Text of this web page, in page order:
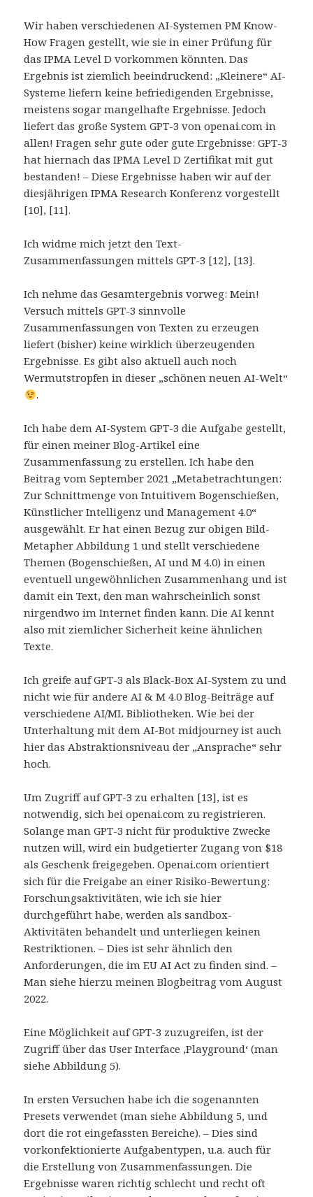
Wir haben verschiedenen AI-Systemen PM Know-
How Fragen gestellt, wie sie in einer Prüfung für
das IPMA Level D vorkommen könnten. Das
Ergebnis ist ziemlich beeindruckend: „Kleinere“ AI-
Systeme liefern keine befriedigenden Ergebnisse,
meistens sogar mangelhafte Ergebnisse. Jedoch
liefert das große System GPT-3 von openai.com in
allen! Fragen sehr gute oder gute Ergebnisse: GPT-3
hat hiernach das IPMA Level D Zertifikat mit gut
bestanden! – Diese Ergebnisse haben wir auf der
diesjährigen IPMA Research Konferenz vorgestellt
[10], [11].
Ich widme mich jetzt den Text-
Zusammenfassungen mittels GPT-3 [12], [13].
Ich nehme das Gesamtergebnis vorweg: Mein!
Versuch mittels GPT-3 sinnvolle
Zusammenfassungen von Texten zu erzeugen
liefert (bisher) keine wirklich überzeugenden
Ergebnisse. Es gibt also aktuell auch noch
Wermutstropfen in dieser „schönen neuen AI-Welt“
.
Ich habe dem AI-System GPT-3 die Aufgabe gestellt,
für einen meiner Blog-Artikel eine
Zusammenfassung zu erstellen. Ich habe den
Beitrag vom September 2021 „Metabetrachtungen:
Zur Schnittmenge von Intuitivem Bogenschießen,
Künstlicher Intelligenz und Management 4.0“
ausgewählt. Er hat einen Bezug zur obigen Bild-
Metapher Abbildung 1 und stellt verschiedene
Themen (Bogenschießen, AI und M 4.0) in einen
eventuell ungewöhnlichen Zusammenhang und ist
damit ein Text, den man wahrscheinlich sonst
nirgendwo im Internet finden kann. Die AI kennt
also mit ziemlicher Sicherheit keine ähnlichen
Texte.
Ich greife auf GPT-3 als Black-Box AI-System zu und
nicht wie für andere AI & M 4.0 Blog-Beiträge auf
verschiedene AI/ML Bibliotheken. Wie bei der
Unterhaltung mit dem AI-Bot midjourney ist auch
hier das Abstraktionsniveau der „Ansprache“ sehr
hoch.
Um Zugriff auf GPT-3 zu erhalten [13], ist es
notwendig, sich bei openai.com zu registrieren.
Solange man GPT-3 nicht für produktive Zwecke
nutzen will, wird ein budgetierter Zugang von $18
als Geschenk freigegeben. Openai.com orientiert
sich für die Freigabe an einer Risiko-Bewertung:
Forschungsaktivitäten, wie ich sie hier
durchgeführt habe, werden als sandbox-
Aktivitäten behandelt und unterliegen keinen
Restriktionen. – Dies ist sehr ähnlich den
Anforderungen, die im EU AI Act zu finden sind. –
Man siehe hierzu meinen Blogbeitrag vom August
2022.
Eine Möglichkeit auf GPT-3 zuzugreifen, ist der
Zugriff über das User Interface ‚Playground‘ (man
siehe Abbildung 5).
In ersten Versuchen habe ich die sogenannten
Presets verwendet (man siehe Abbildung 5, und
dort die rot eingefassten Bereiche). – Dies sind
vorkonfektionierte Aufgabentypen, u.a. auch für
die Erstellung von Zusammenfassungen. Die
Ergebnisse waren richtig schlecht und recht oft